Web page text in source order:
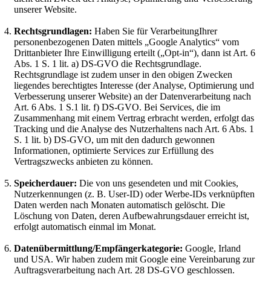
unserer Website.
Rechtsgrundlagen: Haben Sie für VerarbeitungIhrer
personenbezogenen Daten mittels „Google Analytics“ vom
Drittanbieter Ihre Einwilligung erteilt („Opt-in“), dann ist Art. 6
Abs. 1 S. 1 lit. a) DS-GVO die Rechtsgrundlage.
Rechtsgrundlage ist zudem unser in den obigen Zwecken
liegendes berechtigtes Interesse (der Analyse, Optimierung und
Verbesserung unserer Website) an der Datenverarbeitung nach
Art. 6 Abs. 1 S.1 lit. f) DS-GVO. Bei Services, die im
Zusammenhang mit einem Vertrag erbracht werden, erfolgt das
Tracking und die Analyse des Nutzerhaltens nach Art. 6 Abs. 1
S. 1 lit. b) DS-GVO, um mit den dadurch gewonnen
Informationen, optimierte Services zur Erfüllung des
Vertragszwecks anbieten zu können.
Speicherdauer: Die von uns gesendeten und mit Cookies,
Nutzerkennungen (z. B. User-ID) oder Werbe-IDs verknüpften
Daten werden nach Monaten automatisch gelöscht. Die
Löschung von Daten, deren Aufbewahrungsdauer erreicht ist,
erfolgt automatisch einmal im Monat.
Datenübermittlung/Empfängerkategorie: Google, Irland
und USA. Wir haben zudem mit Google eine Vereinbarung zur
Auftragsverarbeitung nach Art. 28 DS-GVO geschlossen.